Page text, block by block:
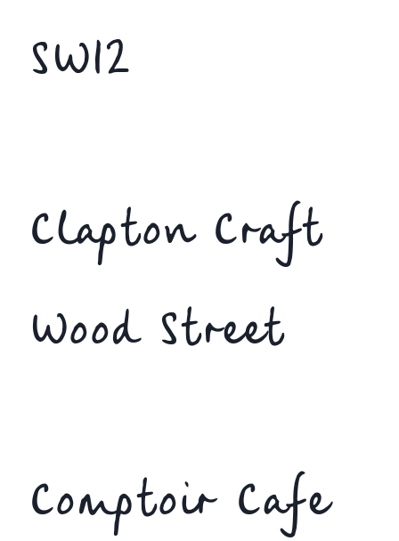
SW12
Clapton Craft
Wood Street
Comptoir Cafe